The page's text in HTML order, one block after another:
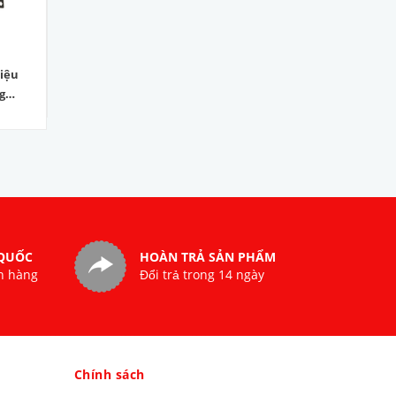
hàng
HOÀN TRẢ SẢN PHẨM
Đổi trả trong 14 ngày
Chính sách